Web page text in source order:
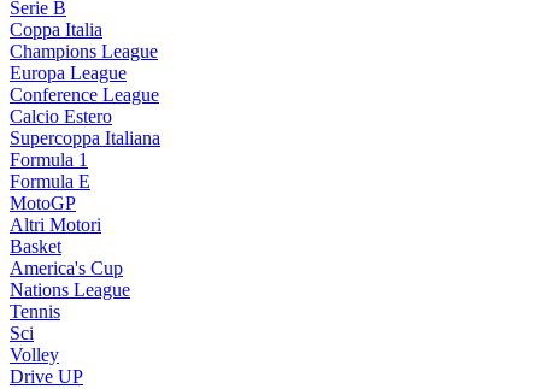
Serie B
Coppa Italia
Champions League
Europa League
Conference League
Calcio Estero
Supercoppa Italiana
Formula 1
Formula E
MotoGP
Altri Motori
Basket
America's Cup
Nations League
Tennis
Sci
Volley
Drive UP